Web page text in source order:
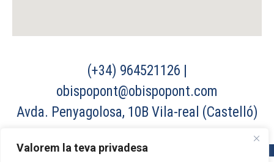
Valorem la teva privadesa
(+34) 964521126 |
obispopont@obispopont.com
Avda. Penyagolosa, 10B Vila-real (Castelló)